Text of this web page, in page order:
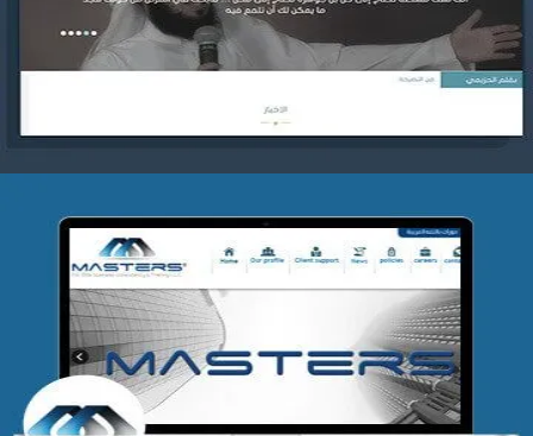
التفاصيل
شركة MASTERS للتدريب
التفاصيل